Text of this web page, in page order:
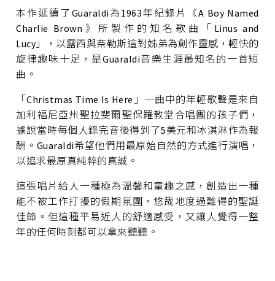
本作延續了Guaraldi為1963年紀錄片《A Boy Named
Charlie Brown》所製作的知名歌曲「Linus and
Lucy」，以露西與奈勒斯這對姊弟為創作靈感，輕快的
旋律趣味十足，是Guaraldi音樂生涯最知名的一首短
曲。
「Christmas Time Is Here」一曲中的年輕歌聲是來自
加利福尼亞州聖拉斐爾聖保羅教堂合唱團的孩子們，
據說當時每個人錄完音後得到了5美元和冰淇淋作為報
酬。Guaraldi希望他們用最原始自然的方式進行演唱，
以追求最原真純粹的真誠。
這張唱片給人一種極為溫馨和童趣之感，創造出一種
能不被工作打擾的假期氛圍，悠哉地度過難得的聖誕
佳節。但這種平易近人的舒適感受，又讓人覺得一整
年的任何時刻都可以拿來聽聽。